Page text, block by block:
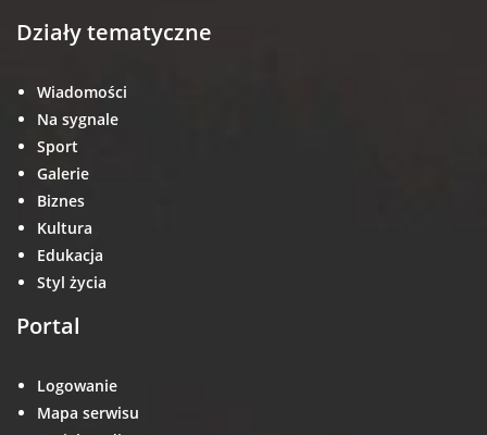
Działy tematyczne
Wiadomości
Na sygnale
Sport
Galerie
Biznes
Kultura
Edukacja
Styl życia
Portal
Logowanie
Mapa serwisu